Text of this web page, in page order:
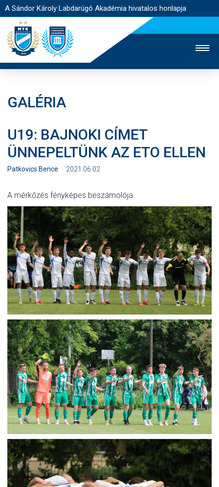
A Sándor Károly Labdarúgó Akadémia hivatalos honlapja
JEGYÉRTÉKESÍTÉS
WEBSHOP
EGYESÜLET
KAPCSOLAT
HÍREK
AKADÉMIA
CSAPATOK
MÉRKŐZÉSEK
GALÉRIA
JELENTKEZÉS
SZURKOLÓI ÉLMÉNYEK
VEZETŐSÉG
GALÉRIA
U19: BAJNOKI CÍMET
ÜNNEPELTÜNK AZ ETO ELLEN
Patkovics Bence 2021.06.02
A mérkőzés fényképes beszámolója.